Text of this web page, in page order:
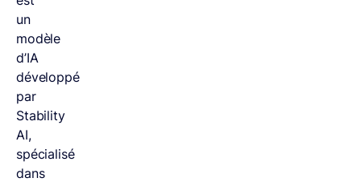
un
modèle
d’IA
développé
par
Stability
AI,
spécialisé
dans